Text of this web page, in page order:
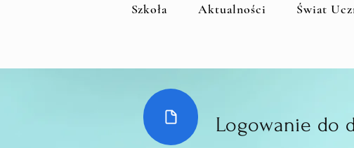
Szkoła Aktualności Świat
Logowanie do